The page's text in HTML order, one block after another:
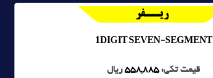
1DIGIT SEVEN-SEGMENT
قیمت تکی:558,885 ریال